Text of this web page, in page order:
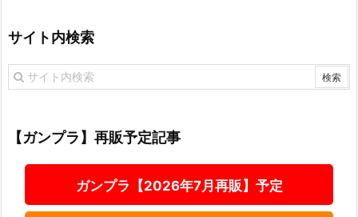
サイト内検索
【ガンプラ】再販予定記事
ガンプラ【2026年7月再販】予定